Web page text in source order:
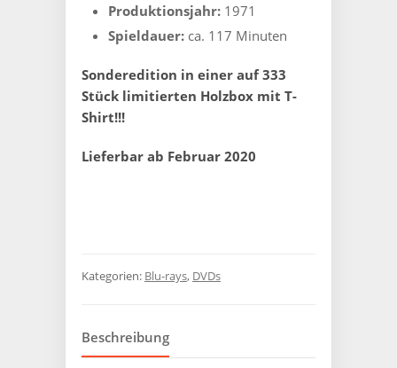
Produktionsjahr: 1971
Spieldauer: ca. 117 Minuten
Sonderedition in einer auf 333
Stück limitierten Holzbox mit T-
Shirt!!!
Lieferbar ab Februar 2020
Kategorien: Blu-rays, DVDs
Beschreibung